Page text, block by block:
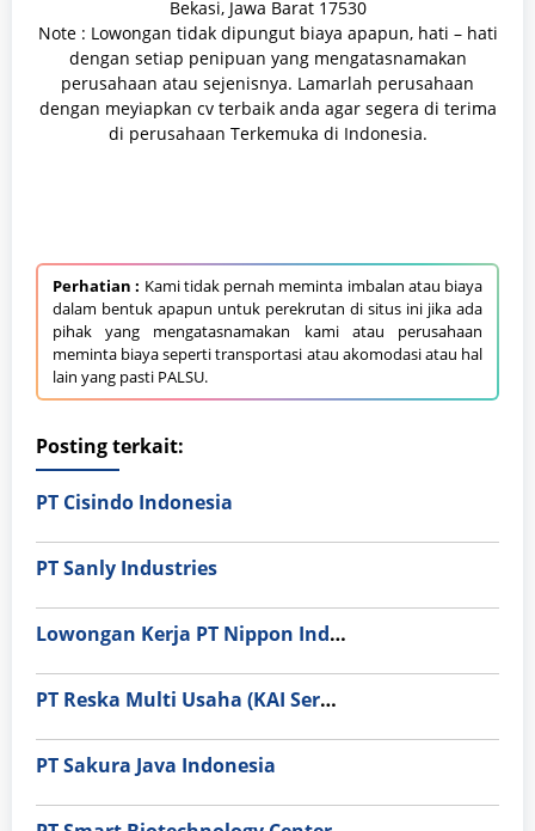
Bekasi, Jawa Barat 17530
Note : Lowongan tidak dipungut biaya apapun, hati – hati
dengan setiap penipuan yang mengatasnamakan
perusahaan atau sejenisnya. Lamarlah perusahaan
dengan meyiapkan cv terbaik anda agar segera di terima
di perusahaan Terkemuka di Indonesia.
Perhatian : Kami tidak pernah meminta imbalan atau biaya
dalam bentuk apapun untuk perekrutan di situs ini jika ada
pihak yang mengatasnamakan kami atau perusahaan
meminta biaya seperti transportasi atau akomodasi atau hal
lain yang pasti PALSU.
Posting terkait:
PT Cisindo Indonesia
PT Sanly Industries
Lowongan Kerja PT Nippon Indosari Corpindo Tbk. Bulan Agustus 2026
PT Reska Multi Usaha (KAI Services)
PT Sakura Java Indonesia